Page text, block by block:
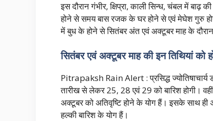
इस दौरान गंभीर, क्षिप्रा, काली सिन्ध, चंबल में बाढ़
होने से समय बास रजक के घर होने से एवं मेघेश गुरु
में बुध के होने से सितंबर अंत एवं अक्टूबर माह के
सितंबर एवं अक्टूबर माह की इन तिथियां को
Pitrapaksh Rain Alert : प्रसिद्ध ज्योतिषाचार्य
तारीख से लेकर 25, 28 एवं 29 को बारिश होगी।
अक्टूबर को अतिवृष्टि होने के योग हैं। इसके साथ
हल्की बारिश के योग हैं।